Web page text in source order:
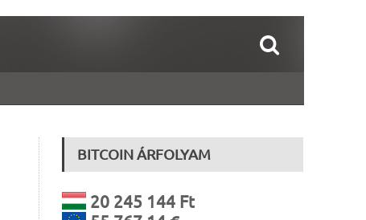
BITCOIN ÁRFOLYAM
20 245 144 Ft